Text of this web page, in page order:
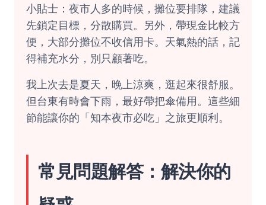
小貼士：夜市人多的時候，攤位要排隊，建議
先鎖定目標，分散購買。另外，帶現金比較方
便，大部分攤位不收信用卡。天氣熱的話，記
得補充水分，別只顧著吃。
我上次去是夏天，晚上涼爽，逛起來很舒服。
但台東有時會下雨，最好帶把傘備用。這些細
節能讓你的「知本夜市必吃」之旅更順利。
常見問題解答：解決你的